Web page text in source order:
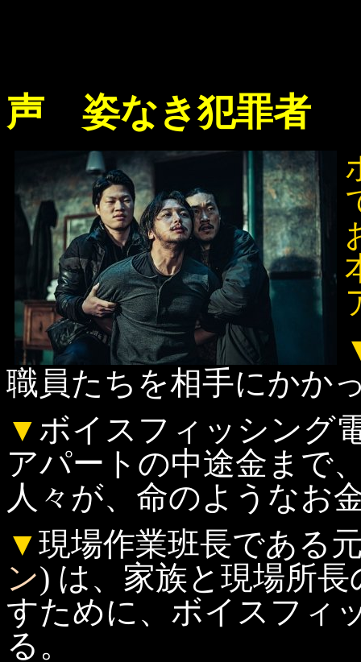
声 姿なき犯罪者
職員たちを相手にかか
▼ ボイスフィッシング
アパートの中途金まで
人々が、命のようなお
▼現場作業班長である
ン) は、家族と現場所
すために、ボイスフィ
る。